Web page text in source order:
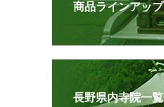
商品ラインアップ
長野県内寺院一覧